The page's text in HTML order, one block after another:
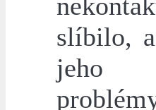
slíbilo,
jeho